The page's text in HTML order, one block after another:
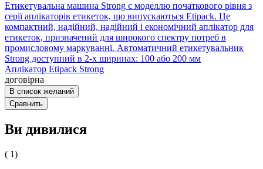
Етикетувальна машина Strong є моделлю початкового рівня з
серії аплікаторів етикеток, що випускаються Etipack. Це
компактний, надійний, надійний і економічний аплікатор для
етикеток, призначений для широкого спектру потреб в
промисловому маркуванні. Автоматичний етикетувальник
Strong доступний в 2-х ширинах: 100 або 200 мм
Аплікатор Etipack Strong
договірна
В список желаний
Сравнить
Ви дивилися
( 1)